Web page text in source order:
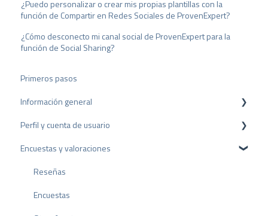
¿Puedo personalizar o crear mis propias plantillas con la
función de Compartir en Redes Sociales de ProvenExpert?
¿Cómo desconecto mi canal social de ProvenExpert para la
función de Social Sharing?
Primeros pasos
Información general
Protección de datos
Paquetes y precios
API
Perfil y cuenta de usuario
Configuración del perfil
Cuenta de usuario
Facturación
Encuestas y valoraciones
Reseñas
Encuestas